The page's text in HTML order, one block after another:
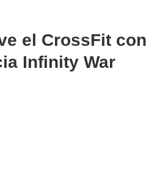
el CrossFit con
Infinity War